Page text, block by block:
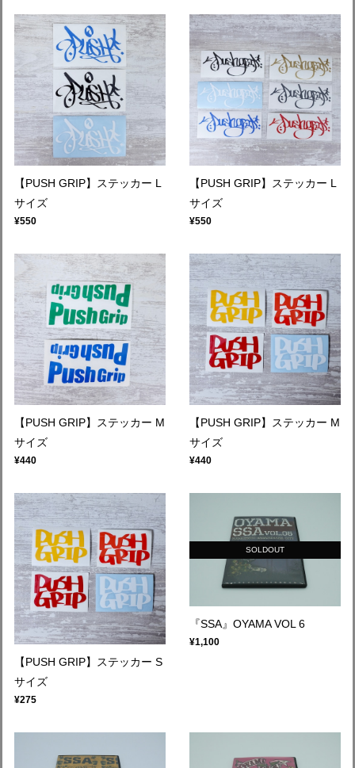
【PUSH GRIP】ステッカー L
サイズ
¥550
【PUSH GRIP】ステッカー L
サイズ
¥550
【PUSH GRIP】ステッカー M
サイズ
¥440
【PUSH GRIP】ステッカー M
サイズ
¥440
【PUSH GRIP】ステッカー S
サイズ
¥275
SOLDOUT
『SSA』OYAMA VOL 6
¥1,100